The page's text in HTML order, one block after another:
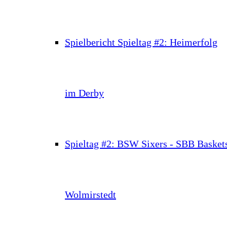
Spielbericht Spieltag #2: Heimerfolg
im Derby
Spieltag #2: BSW Sixers - SBB
Wolmirstedt